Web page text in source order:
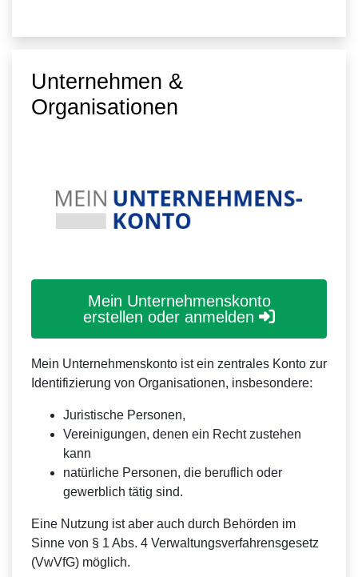
Unternehmen &
Organisationen
Mein Unternehmenskonto
erstellen oder anmelden
Mein Unternehmenskonto ist ein zentrales Konto zur
Identifizierung von Organisationen, insbesondere:
Juristische Personen,
Vereinigungen, denen ein Recht zustehen
kann
natürliche Personen, die beruflich oder
gewerblich tätig sind.
Eine Nutzung ist aber auch durch Behörden im
Sinne von § 1 Abs. 4 Verwaltungsverfahrensgesetz
(VwVfG) möglich.